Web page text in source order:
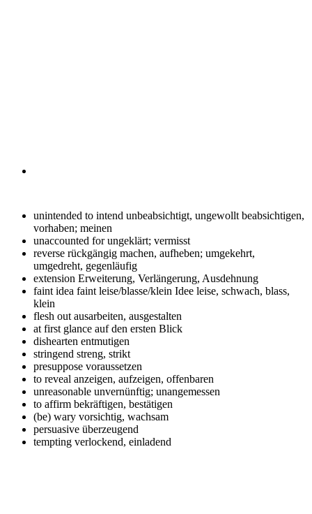
unintended to intend unbeabsichtigt, ungewollt beabsichtigen,
vorhaben; meinen
unaccounted forungeklärt; vermisst
reverse rückgängig machen, aufheben; umgekehrt,
umgedreht, gegenläufig
extension Erweiterung, Verlängerung, Ausdehnung
faint idea faint leise/blasse/klein Idee leise, schwach, blass,
klein
flesh out ausarbeiten, ausgestalten
at first glance auf den ersten Blick
dishearten entmutigen
stringend streng, strikt
presuppose voraussetzen
to reveal anzeigen, aufzeigen, offenbaren
unreasonable unvernünftig; unangemessen
to affirm bekräftigen, bestätigen
(be) wary vorsichtig, wachsam
persuasive überzeugend
tempting verlockend, einladend